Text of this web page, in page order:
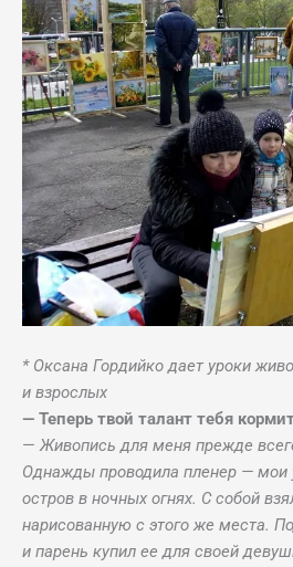
* Оксана Гордийко дает уроки
и взрослых
— Теперь твой талант тебя
—Живопись для меня прежде
Однажды проводила пленер — мои
остров в ночных огнях. С собой
нарисованную с этого же места.
и парень купил ее для своей